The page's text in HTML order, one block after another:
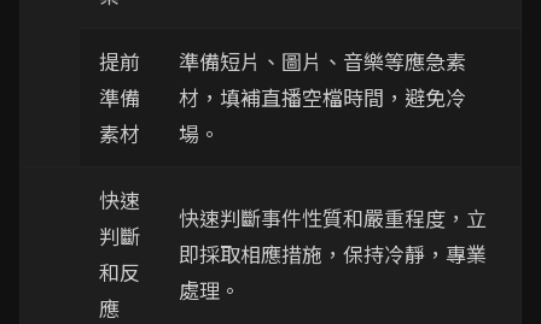
提前
準備
素材
準備短片、圖片、音樂等應急素
材，填補直播空檔時間，避免冷
場。
快速
判斷
和反
應
快速判斷事件性質和嚴重程度，立
即採取相應措施，保持冷靜，專業
處理。